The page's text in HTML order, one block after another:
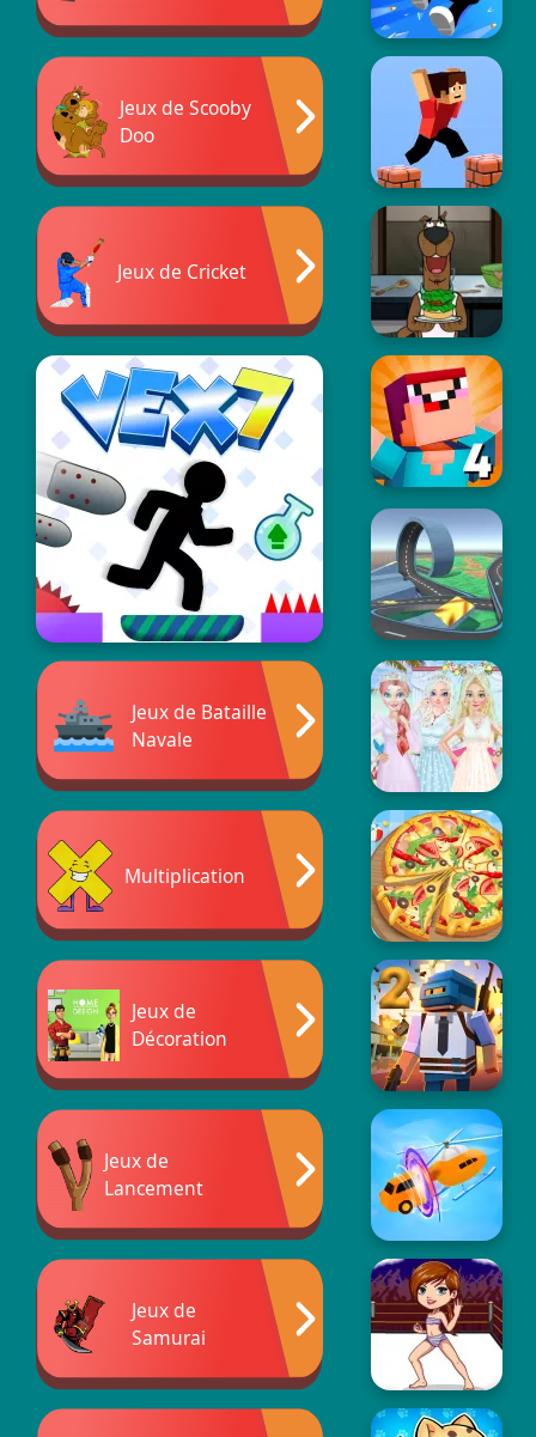
Jeux de Scooby
Doo
Jeux de Cricket
Jeux de Bataille
Navale
Multiplication
Jeux de
Décoration
Jeux de
Lancement
Jeux de
Samurai